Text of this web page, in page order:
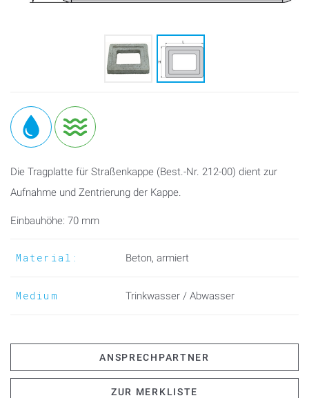
Die Tragplatte für Straßenkappe (Best.-Nr. 212-00) dient zur
Aufnahme und Zentrierung der Kappe.
Einbauhöhe: 70 mm
Material: Beton, armiert
Medium Trinkwasser / Abwasser
ANSPRECHPARTNER
ZUR MERKLISTE